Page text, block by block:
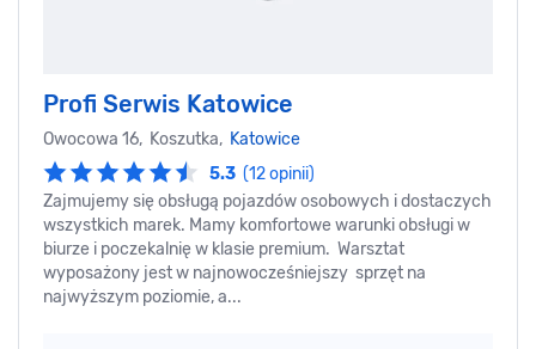
Profi Serwis Katowice
Owocowa 16, Koszutka, Katowice
5.3 (12 opinii)
Zajmujemy się obsługą pojazdów osobowych i dostaczych
wszystkich marek. Mamy komfortowe warunki obsługi w
biurze i poczekalnię w klasie premium. Warsztat
wyposażony jest w najnowocześniejszy sprzęt na
najwyższym poziomie, a...